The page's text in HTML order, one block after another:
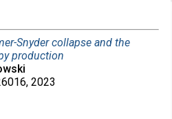
Snyder collapse and the
production
2023